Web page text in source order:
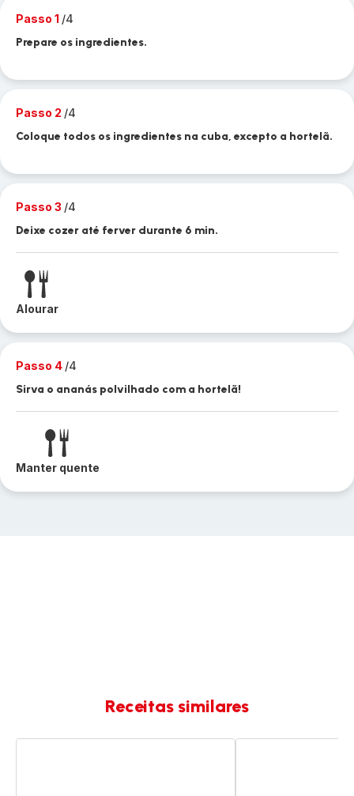
Passo 1 /4
Prepare os ingredientes.
Passo 2 /4
Coloque todos os ingredientes na cuba, excepto a hortelã.
Passo 3 /4
Deixe cozer até ferver durante 6 min.
Alourar
Passo 4 /4
Sirva o ananás polvilhado com a hortelã!
Manter quente
Receitas similares